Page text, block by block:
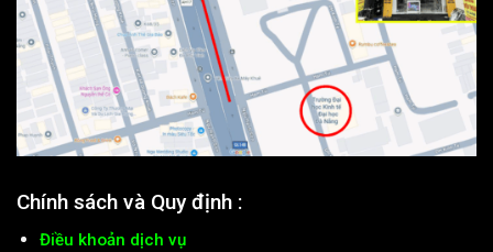
Chính sách và Quy định :
Điều khoản dịch vụ